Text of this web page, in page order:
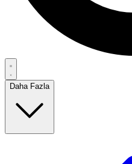
Daha Fazla